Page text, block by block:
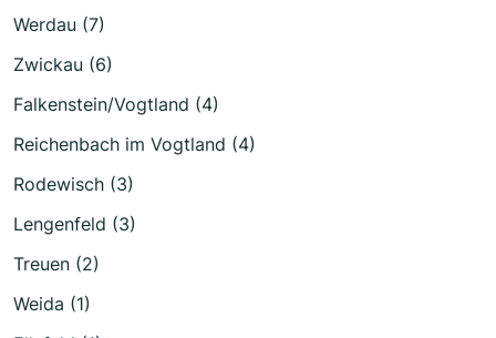
Werdau (7)
Zwickau (6)
Falkenstein/Vogtland (4)
Reichenbach im Vogtland (4)
Rodewisch (3)
Lengenfeld (3)
Treuen (2)
Weida (1)